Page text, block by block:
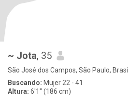
~ Jota, 35
São José dos Campos, São Paulo, Brasil
Buscando: Mujer 22 - 41
Altura: 6'1" (186 cm)